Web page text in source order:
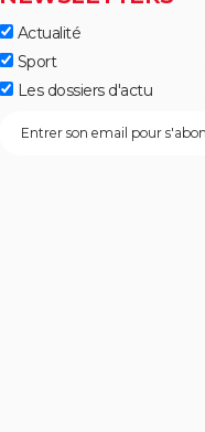
Actualité
Sport
Les dossiers d'actu